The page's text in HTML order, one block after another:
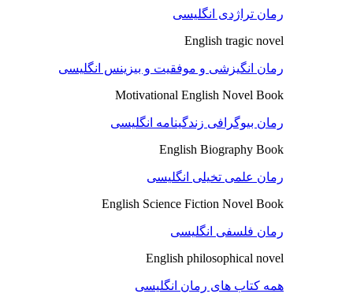
رمان تراژدی انگلیسی
English tragic novel
رمان انگیزشی و موفقیت و بیزینس انگلیسی
Motivational English Novel Book
رمان بیوگرافی زندگینامه انگلیسی
English Biography Book
رمان علمی تخیلی انگلیسی
English Science Fiction Novel Book
رمان فلسفی انگلیسی
English philosophical novel
همه کتاب های رمان انگلیسی